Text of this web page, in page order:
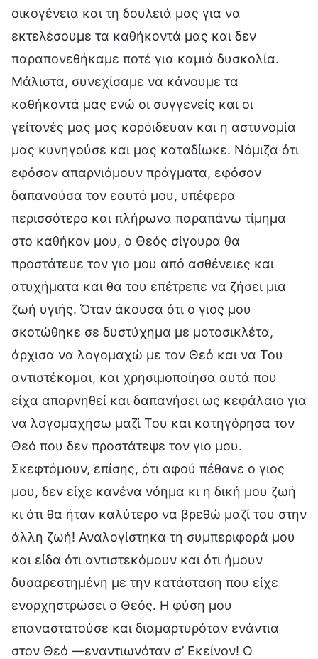
οικογένεια και τη δουλειά μας για να
εκτελέσουμε τα καθήκοντά μας και δεν
παραπονεθήκαμε ποτέ για καμιά δυσκολία.
Μάλιστα, συνεχίσαμε να κάνουμε τα
καθήκοντά μας ενώ οι συγγενείς και οι
γείτονές μας μας κορόιδευαν και η αστυνομία
μας κυνηγούσε και μας καταδίωκε. Νόμιζα ότι
εφόσον απαρνιόμουν πράγματα, εφόσον
δαπανούσα τον εαυτό μου, υπέφερα
περισσότερο και πλήρωνα παραπάνω τίμημα
στο καθήκον μου, ο Θεός σίγουρα θα
προστάτευε τον γιο μου από ασθένειες και
ατυχήματα και θα του επέτρεπε να ζήσει μια
ζωή υγιής. Όταν άκουσα ότι ο γιος μου
σκοτώθηκε σε δυστύχημα με μοτοσικλέτα,
άρχισα να λογομαχώ με τον Θεό και να Του
αντιστέκομαι, και χρησιμοποίησα αυτά που
είχα απαρνηθεί και δαπανήσει ως κεφάλαιο για
να λογομαχήσω μαζί Του και κατηγόρησα τον
Θεό που δεν προστάτεψε τον γιο μου.
Σκεφτόμουν, επίσης, ότι αφού πέθανε ο γιος
μου, δεν είχε κανένα νόημα κι η δική μου ζωή
κι ότι θα ήταν καλύτερο να βρεθώ μαζί του στην
άλλη ζωή! Αναλογίστηκα τη συμπεριφορά μου
και είδα ότι αντιστεκόμουν και ότι ήμουν
δυσαρεστημένη με την κατάσταση που είχε
ενορχηστρώσει ο Θεός. Η φύση μου
επαναστατούσε και διαμαρτυρόταν ενάντια
στον Θεό —εναντιωνόταν σ’ Εκείνον! Ο